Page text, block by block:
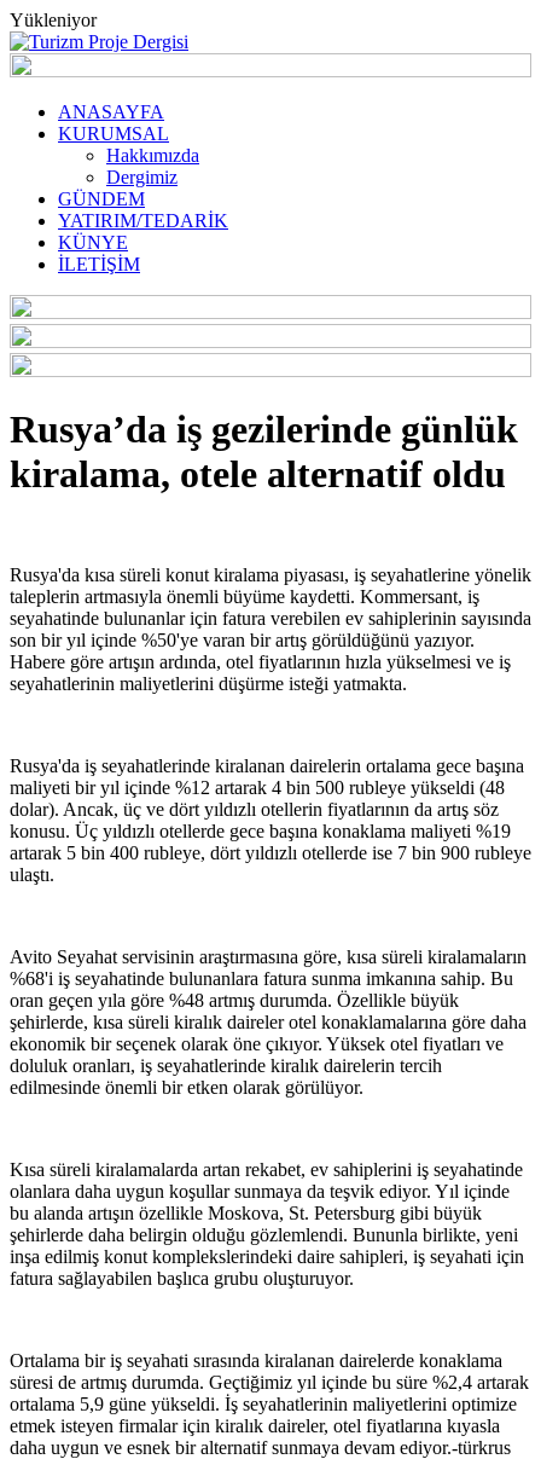
Yükleniyor
ANASAYFA
KURUMSAL
Hakkımızda
Dergimiz
GÜNDEM
YATIRIM/TEDARİK
KÜNYE
İLETİŞİM
Rusya’da iş gezilerinde günlük
kiralama, otele alternatif oldu
Rusya'da kısa süreli konut kiralama piyasası, iş seyahatlerine yönelik
taleplerin artmasıyla önemli büyüme kaydetti. Kommersant, iş
seyahatinde bulunanlar için fatura verebilen ev sahiplerinin sayısında
son bir yıl içinde %50'ye varan bir artış görüldüğünü yazıyor.
Habere göre artışın ardında, otel fiyatlarının hızla yükselmesi ve iş
seyahatlerinin maliyetlerini düşürme isteği yatmakta.
Rusya'da iş seyahatlerinde kiralanan dairelerin ortalama gece başına
maliyeti bir yıl içinde %12 artarak 4 bin 500 rubleye yükseldi (48
dolar). Ancak, üç ve dört yıldızlı otellerin fiyatlarının da artış söz
konusu. Üç yıldızlı otellerde gece başına konaklama maliyeti %19
artarak 5 bin 400 rubleye, dört yıldızlı otellerde ise 7 bin 900 rubleye
ulaştı.
Avito Seyahat servisinin araştırmasına göre, kısa süreli kiralamaların
%68'i iş seyahatinde bulunanlara fatura sunma imkanına sahip. Bu
oran geçen yıla göre %48 artmış durumda. Özellikle büyük
şehirlerde, kısa süreli kiralık daireler otel konaklamalarına göre daha
ekonomik bir seçenek olarak öne çıkıyor. Yüksek otel fiyatları ve
doluluk oranları, iş seyahatlerinde kiralık dairelerin tercih
edilmesinde önemli bir etken olarak görülüyor.
Kısa süreli kiralamalarda artan rekabet, ev sahiplerini iş seyahatinde
olanlara daha uygun koşullar sunmaya da teşvik ediyor. Yıl içinde
bu alanda artışın özellikle Moskova, St. Petersburg gibi büyük
şehirlerde daha belirgin olduğu gözlemlendi. Bununla birlikte, yeni
inşa edilmiş konut komplekslerindeki daire sahipleri, iş seyahati için
fatura sağlayabilen başlıca grubu oluşturuyor.
Ortalama bir iş seyahati sırasında kiralanan dairelerde konaklama
süresi de artmış durumda. Geçtiğimiz yıl içinde bu süre %2,4 artarak
ortalama 5,9 güne yükseldi. İş seyahatlerinin maliyetlerini optimize
etmek isteyen firmalar için kiralık daireler, otel fiyatlarına kıyasla
daha uygun ve esnek bir alternatif sunmaya devam ediyor.-türkrus